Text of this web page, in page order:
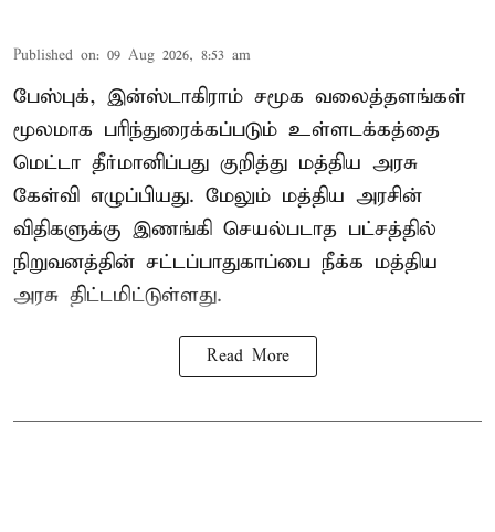
Published on: 09 Aug 2026, 8:53 am
பேஸ்புக், இன்ஸ்டாகிராம் சமூக வலைத்தளங்கள்
மூலமாக பரிந்துரைக்கப்படும் உள்ளடக்கத்தை
மெட்டா தீர்மானிப்பது குறித்து மத்திய அரசு
கேள்வி எழுப்பியது. மேலும் மத்திய அரசின்
விதிகளுக்கு இணங்கி செயல்படாத பட்சத்தில்
நிறுவனத்தின் சட்டப்பாதுகாப்பை நீக்க மத்திய
அரசு திட்டமிட்டுள்ளது.
Read More